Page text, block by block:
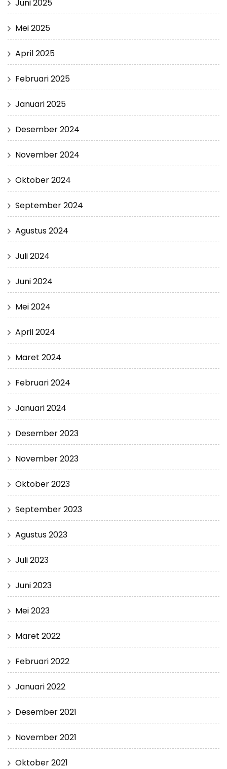
Juni 2025
Mei 2025
April 2025
Februari 2025
Januari 2025
Desember 2024
November 2024
Oktober 2024
September 2024
Agustus 2024
Juli 2024
Juni 2024
Mei 2024
April 2024
Maret 2024
Februari 2024
Januari 2024
Desember 2023
November 2023
Oktober 2023
September 2023
Agustus 2023
Juli 2023
Juni 2023
Mei 2023
Maret 2022
Februari 2022
Januari 2022
Desember 2021
November 2021
Oktober 2021